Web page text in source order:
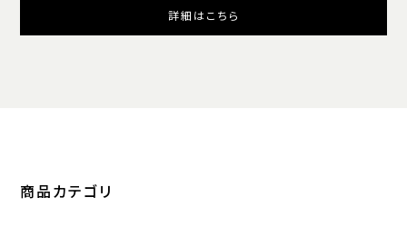
詳細はこちら
商品カテゴリ